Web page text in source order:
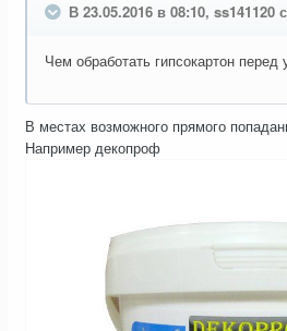
В 23.05.2016 в 08:10, ss141120
Чем обработать гипсокартон перед
В местах возможного прямого
Например декопроф